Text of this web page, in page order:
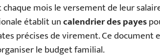
mois le versement de leur
établit uncalendrier des payes
précises de virement. Ce document
le budget familial.